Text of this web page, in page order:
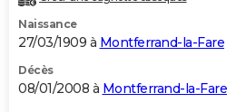
Naissance
27/03/1909 à Montferrand-la-Fare
Décès
08/01/2008 à Montferrand-la-Fare